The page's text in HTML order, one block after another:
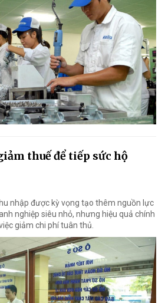
thuế để tiếp sức hộ
nhập được kỳ vọng tạo thêm nguồn lực
nghiệp siêu nhỏ, nhưng hiệu quả chính
giảm chi phí tuân thủ.